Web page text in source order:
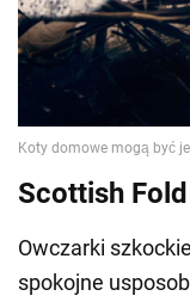
Scottish
Owczarki
spokojne